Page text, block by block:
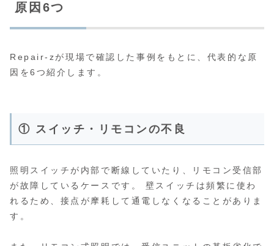
原因6つ
Repair-zが現場で確認した事例をもとに、代表的な原
因を6つ紹介します。
① スイッチ・リモコンの不良
照明スイッチが内部で断線していたり、リモコン受信部
が故障しているケースです。 壁スイッチは頻繁に使わ
れるため、接点が摩耗して通電しなくなることがありま
す。